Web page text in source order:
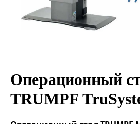
Хирургическое оборудование
Функциональная диагностика
Операционный
TRUMPF